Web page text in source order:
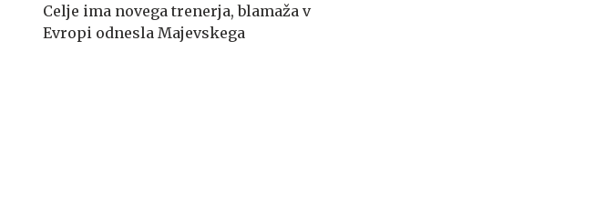
Celje ima novega trenerja, blamaža v
Evropi odnesla Majevskega